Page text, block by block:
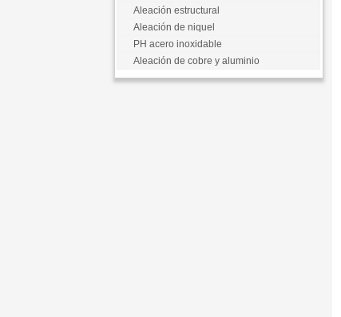
Aleación estructural
Aleación de niquel
PH acero inoxidable
Aleación de cobre y aluminio